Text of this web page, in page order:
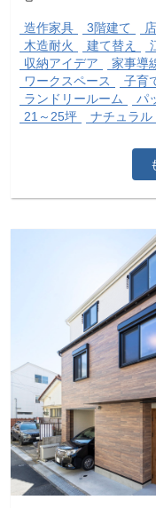
造作家具 3階建て
木造耐火
建て替え
収納アイデア
家事導
ワークスペース
子育
ランドリールーム
パ
21～25坪
ナチュラル